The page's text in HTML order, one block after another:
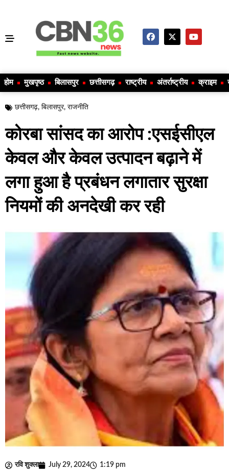
होम मुखपृष्ठ बिलासपुर छत्तीसगढ़ राष्ट्रीय अंतर्राष्ट्रीय क्राइम
छत्तीसगढ़, बिलासपुर, राजनीति
कोरबा सांसद का आरोप :एसईसीएल
केवल और केवल उत्पादन बढ़ाने में
लगा हुआ है प्रबंधन लगातार सुरक्षा
नियमों की अनदेखी कर रही
रवि शुक्ला July 29, 2024 1:19 pm